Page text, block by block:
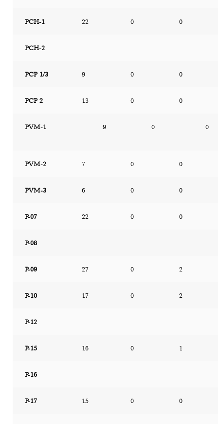
PCH-1 22 0 0
PCH-2
PCP 1/3 9 0 0
PCP 2 13 0 0
PVM-1 9 0 0
PVM-2 7 0 0
PVM-3 6 0 0
P-07 22 0 0
P-08
P-09 27 0 2
P-10 17 0 2
P-12
P-15 16 0 1
P-16
P-17 15 0 0